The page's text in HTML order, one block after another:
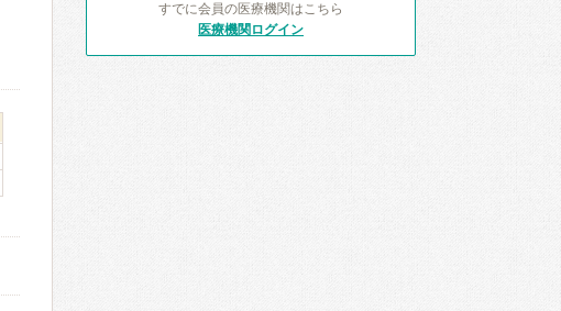
すでに会員の医療機関はこちら
医療機関ログイン